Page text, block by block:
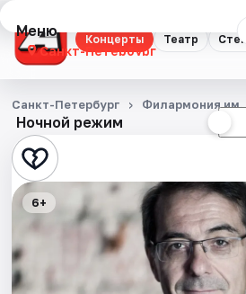
Концерты Театр
Меню
Санкт-Петербург
Концерты
Театр
Стендап
Выставки
Квесты
Ночной режим
Санкт-Петербург Филармония
6+